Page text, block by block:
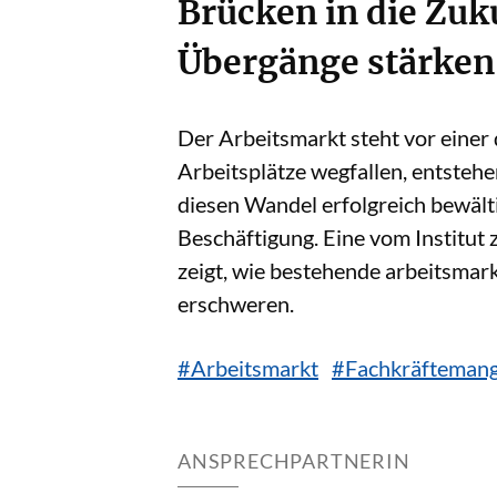
Brücken in die
Übergänge
Der Arbeitsmarkt steht vor einer
Arbeitsplätze wegfallen,
diesen Wandel erfolgreich
Beschäftigung. Eine vom
zeigt, wie bestehende
erschweren.
#Arbeitsmarkt
ANSPRECHPARTNERIN